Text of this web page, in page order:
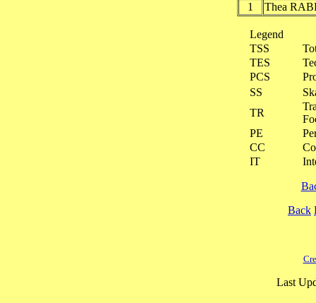
1
Thea
Legend
TSS
TES
PCS
SS
TR
PE
CC
IT
Back
Last